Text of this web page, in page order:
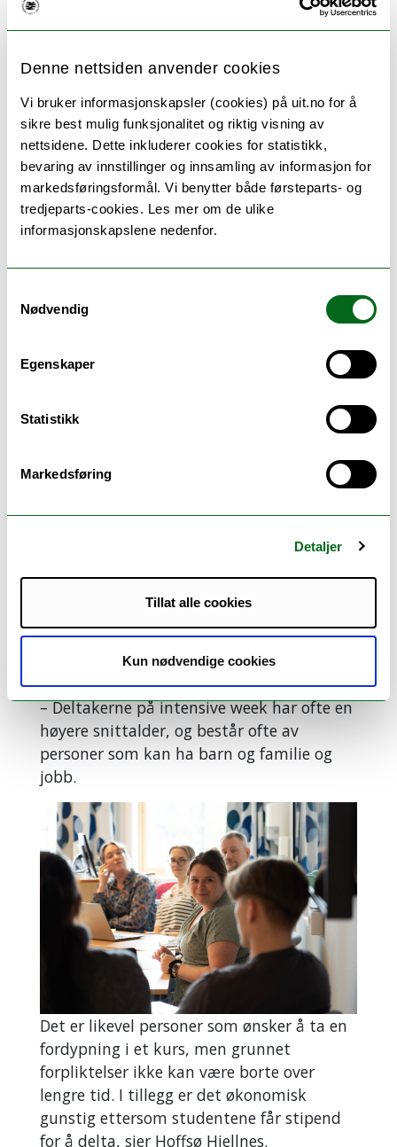
Denne nettsiden anvender cookies
Vi bruker informasjonskapsler (cookies) på uit.no for å
sikre best mulig funksjonalitet og riktig visning av
nettsidene. Dette inkluderer cookies for statistikk,
bevaring av innstillinger og innsamling av informasjon for
markedsføringsformål. Vi benytter både førsteparts- og
tredjeparts-cookies. Les mer om de ulike
informasjonskapslene nedenfor.
Nødvendig
Egenskaper
Statistikk
Markedsføring
Detaljer
Tillat alle cookies
Kun nødvendige cookies
– En av de viktige tingene studentene
lærer på studiet er å være tolerante
overfor hverandre. Både på ulik kunnskap
og kompetanse. Men også ulik
språkferdigheter. Hele kurset blir
gjennomført på engelsk. Og for de aller
trygghet i gruppa, slik at alle kunne tørre
hvilket nivå engelsken var på, sier han.
studentene, som har gitt uttrykk om at
det har vært ei fantastisk uke i Harstad.
Forrige
Neste
– Deltakerne på intensive week har ofte en
høyere snittalder, og består ofte av
personer som kan ha barn og familie og
jobb.
Det er likevel personer som ønsker å ta en
fordypning i et kurs, men grunnet
forpliktelser ikke kan være borte over
lengre tid. I tillegg er det økonomisk
gunstig ettersom studentene får stipend
for å delta, sier Hoffsø Hjellnes.